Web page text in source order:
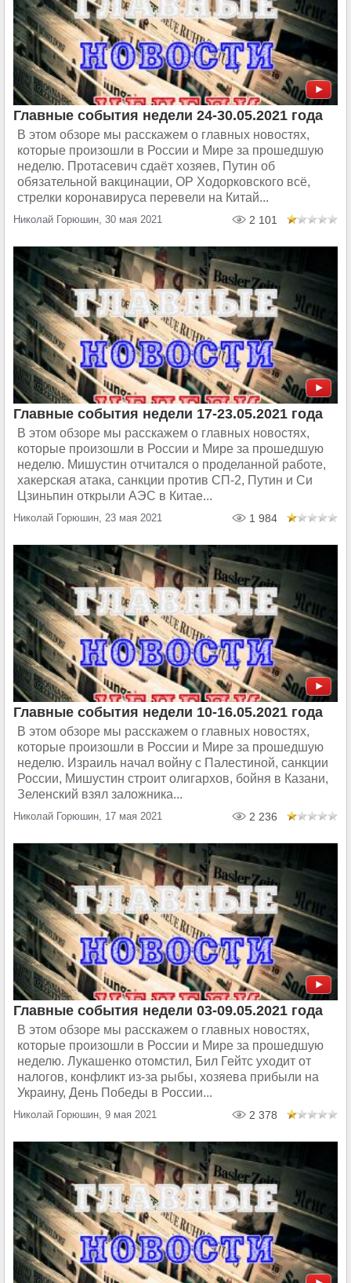
Главные события недели 24-30.05.2021 года
В этом обзоре мы расскажем о главных новостях,
которые произошли в России и Мире за прошедшую
неделю. Протасевич сдаёт хозяев, Путин об
обязательной вакцинации, ОР Ходорковского всё,
стрелки коронавируса перевели на Китай...
Николай Горюшин, 30 мая 2021 2 101
Главные события недели 17-23.05.2021 года
В этом обзоре мы расскажем о главных новостях,
которые произошли в России и Мире за прошедшую
неделю. Мишустин отчитался о проделанной работе,
хакерская атака, санкции против СП-2, Путин и Си
Цзиньпин открыли АЭС в Китае...
Николай Горюшин, 23 мая 2021 1 984
Главные события недели 10-16.05.2021 года
В этом обзоре мы расскажем о главных новостях,
которые произошли в России и Мире за прошедшую
неделю. Израиль начал войну с Палестиной, санкции
России, Мишустин строит олигархов, бойня в Казани,
Зеленский взял заложника...
Николай Горюшин, 17 мая 2021 2 236
Главные события недели 03-09.05.2021 года
В этом обзоре мы расскажем о главных новостях,
которые произошли в России и Мире за прошедшую
неделю. Лукашенко отомстил, Бил Гейтс уходит от
налогов, конфликт из-за рыбы, хозяева прибыли на
Украину, День Победы в России...
Николай Горюшин, 9 мая 2021 2 378